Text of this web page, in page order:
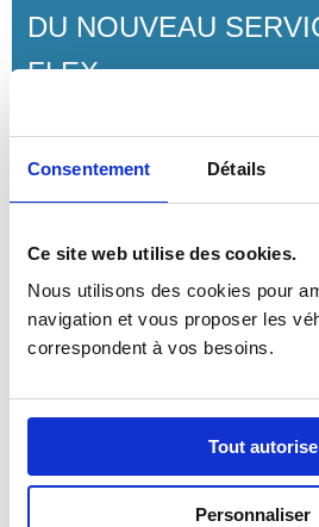
Consentement Détails
Ce site web utilise des cookies.
Nous utilisons des cookies pour
navigation et vous proposer les
correspondent à vos besoins.
Tout
Personnaliser
DU NOUVEAU
FLEX
JO PARIS 2024 :
ACCOMPLIE POUR
BELGIQUE POUR
VÉHICULES